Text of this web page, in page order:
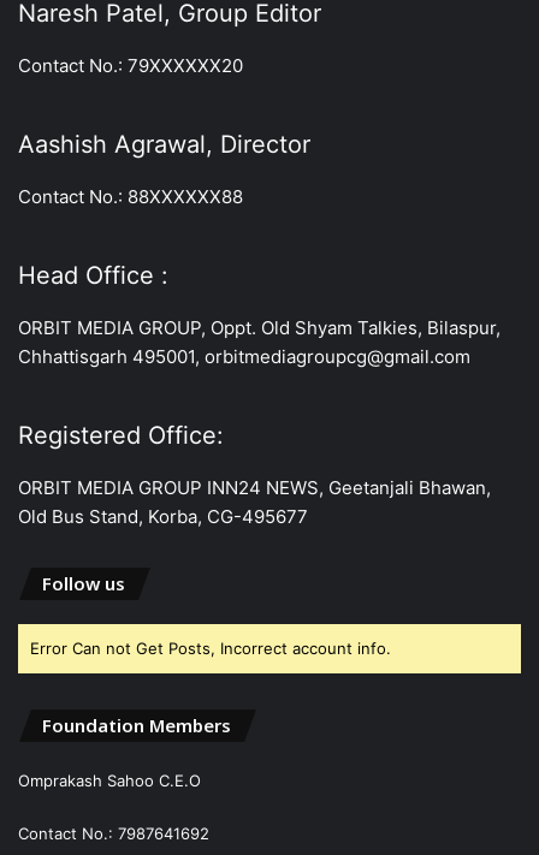
Naresh Patel, Group Editor
Contact No.: 79XXXXXX20
Aashish Agrawal, Director
Contact No.: 88XXXXXX88
Head Office :
ORBIT MEDIA GROUP, Oppt. Old Shyam Talkies, Bilaspur,
Chhattisgarh 495001, orbitmediagroupcg@gmail.com
Registered Office:
ORBIT MEDIA GROUP INN24 NEWS, Geetanjali Bhawan,
Old Bus Stand, Korba, CG-495677
Follow us
Error Can not Get Posts, Incorrect account info.
Foundation Members
Omprakash Sahoo C.E.O
Contact No.: 7987641692